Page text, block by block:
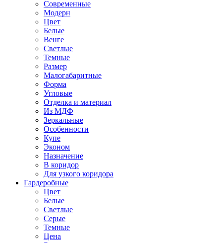
Современные
Модерн
Цвет
Белые
Венге
Светлые
Темные
Размер
Малогабаритные
Форма
Угловые
Отделка и материал
Из МДФ
Зеркальные
Особенности
Купе
Эконом
Назначение
В коридор
Для узкого коридора
Гардеробные
Цвет
Белые
Светлые
Серые
Темные
Цена